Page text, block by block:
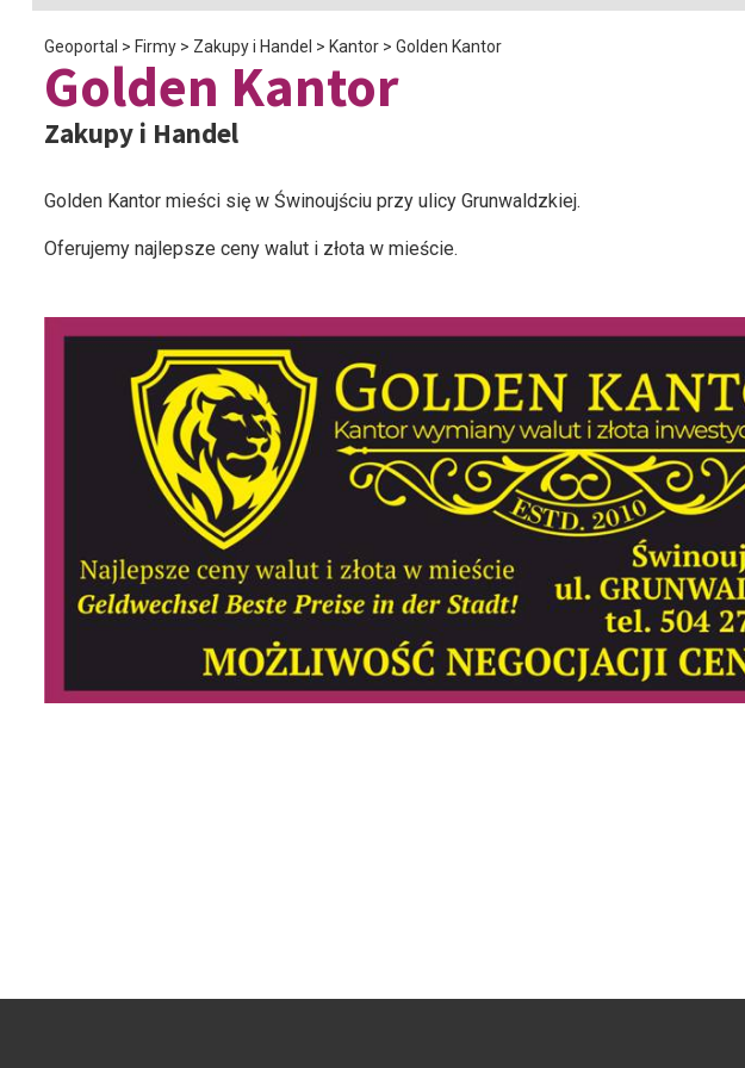
Geoportal > Firmy > Zakupy i Handel > Kantor > Golden Kantor
Golden Kantor
Zakupy i Handel
Golden Kantor mieści się w Świnoujściu przy ulicy Grunwaldzkiej.
Oferujemy najlepsze ceny walut i złota w mieście.